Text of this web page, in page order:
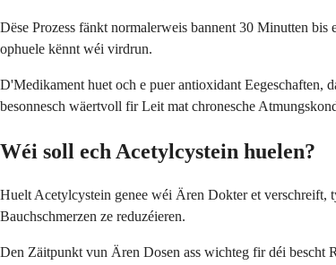
Dëse Prozess fänkt normalerweis bannent 30 Minutten
ophuele kënnt wéi virdrun.
D'Medikament huet och e puer antioxidant Eegeschaften,
besonnesch wäertvoll fir Leit mat chronesche
Wéi soll ech Acetylcystein huelen?
Huelt Acetylcystein genee wéi Ären Dokter et verschreift,
Bauchschmerzen ze reduzéieren.
Den Zäitpunkt vun Ären Dosen ass wichteg fir déi bescht